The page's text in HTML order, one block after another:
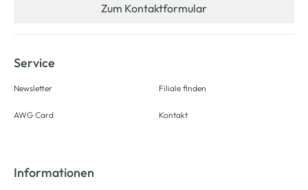
Zum Kontaktformular
Service
Newsletter
AWG Card
Filiale finden
Kontakt
Informationen